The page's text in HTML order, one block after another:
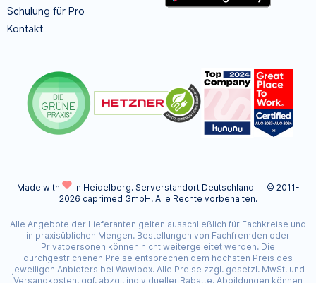
Schulung für Pro
Kontakt
Made with in Heidelberg. Serverstandort Deutschland — © 2011-
2026 caprimed GmbH. Alle Rechte vorbehalten.
Alle Angebote der Lieferanten gelten ausschließlich für Fachkreise und
in praxisüblichen Mengen. Bestellungen von Fachfremden oder
Privatpersonen können nicht weitergeleitet werden. Die
durchgestrichenen Preise entsprechen dem höchsten Preis des
jeweiligen Anbieters bei Wawibox. Alle Preise zzgl. gesetzl. MwSt. und
Versandkosten, ggf. abzgl. individueller Rabatte. Abbildungen können